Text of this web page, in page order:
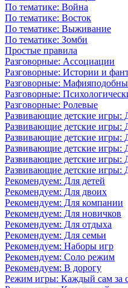
По тематике: Война
По тематике: Восток
По тематике: Выживание
По тематике: Зомби
Простые правила
Разговорные: Ассоциации
Разговорные: Истории и
Разговорные:
Разговорные:
Разговорные: Ролевые
Развивающие детские игры:
Развивающие детские игры:
Развивающие детские игры:
Развивающие детские игры:
Развивающие детские игры:
Развивающие детские игры:
Рекомендуем: Для детей
Рекомендуем: Для двоих
Рекомендуем: Для компании
Рекомендуем: Для новичков
Рекомендуем: Для отдыха
Рекомендуем: Для семьи
Рекомендуем: Наборы игр
Рекомендуем: Соло режим
Рекомендуем: В дорогу
Режим игры: Каждый сам за